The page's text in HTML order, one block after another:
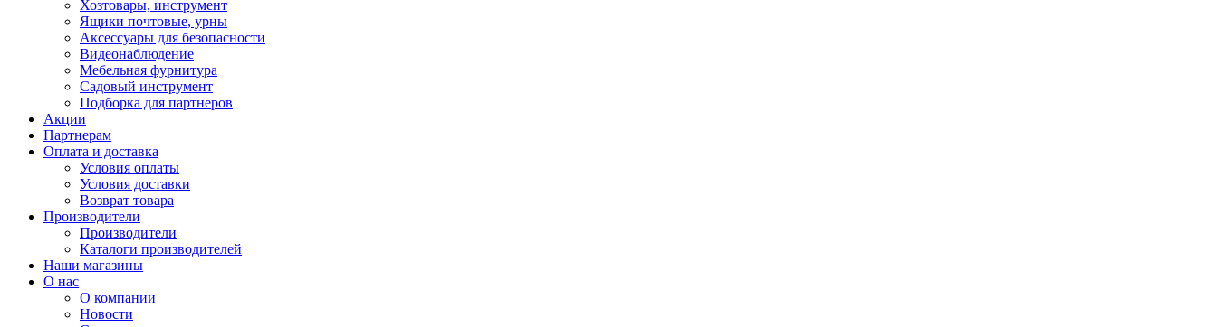
Хозтовары, инструмент
Ящики почтовые, урны
Аксессуары для безопасности
Видеонаблюдение
Мебельная фурнитура
Садовый инструмент
Подборка для партнеров
Акции
Партнерам
Оплата и доставка
Условия оплаты
Условия доставки
Возврат товара
Производители
Производители
Каталоги производителей
Наши магазины
О нас
О компании
Новости